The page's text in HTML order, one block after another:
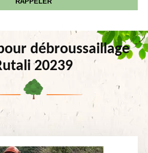
débroussaillage
20239